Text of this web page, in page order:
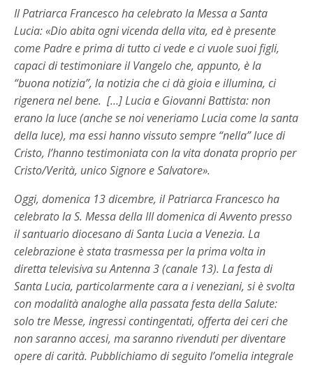
Il Patriarca Francesco ha celebrato la Messa a Santa
Lucia: «Dio abita ogni vicenda della vita, ed è presente
come Padre e prima di tutto ci vede e ci vuole suoi figli,
capaci di testimoniare il Vangelo che, appunto, è la
“buona notizia”, la notizia che ci dà gioia e illumina, ci
rigenera nel bene. […] Lucia e Giovanni Battista: non
erano la luce (anche se noi veneriamo Lucia come la santa
della luce), ma essi hanno vissuto sempre “nella” luce di
Cristo, l’hanno testimoniata con la vita donata proprio per
Cristo/Verità, unico Signore e Salvatore».
Oggi, domenica 13 dicembre, il Patriarca Francesco ha
celebrato la S. Messa della III domenica di Avvento presso
il santuario diocesano di Santa Lucia a Venezia. La
celebrazione è stata trasmessa per la prima volta in
diretta televisiva su Antenna 3 (canale 13). La festa di
Santa Lucia, particolarmente cara a i veneziani, si è svolta
con modalità analoghe alla passata festa della Salute:
solo tre Messe, ingressi contingentati, offerta dei ceri che
non saranno accesi, ma saranno rivenduti per diventare
opere di carità. Pubblichiamo di seguito l’omelia integrale